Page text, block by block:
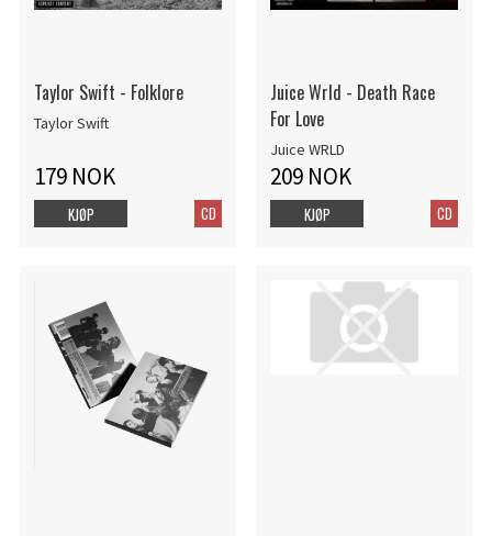
Taylor Swift - Folklore
Taylor Swift
179 NOK
CD
KJØP
Juice Wrld - Death Race
For Love
Juice WRLD
209 NOK
CD
KJØP